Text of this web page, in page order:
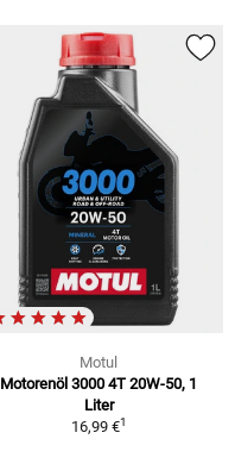
Motul
Motorenöl 3000 4T 20W-50, 1
Liter
16,99 €1